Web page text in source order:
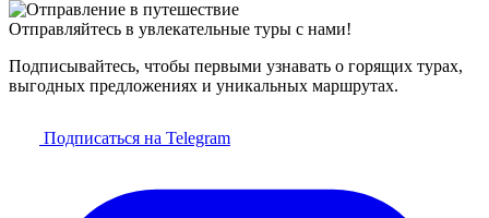
Отправляйтесь в увлекательные туры с нами!
Подписывайтесь, чтобы первыми узнавать о горящих турах,
выгодных предложениях и уникальных маршрутах.
Подписаться на Telegram